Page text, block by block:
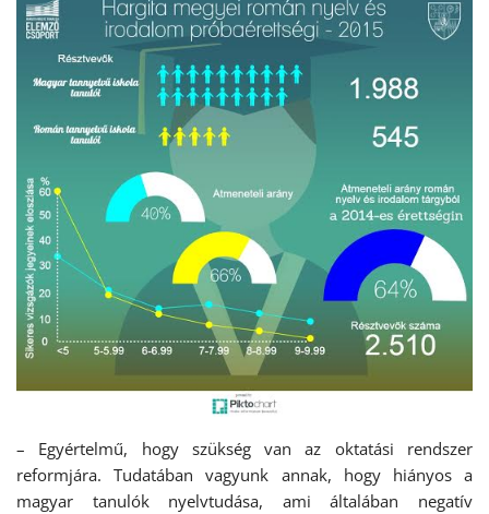
– Egyértelmű, hogy szükség van az oktatási rendszer
reformjára. Tudatában vagyunk annak, hogy hiányos a
magyar tanulók nyelvtudása, ami általában negatív